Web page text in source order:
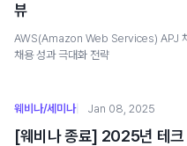
뷰
AWS(Amazon Web Services) APJ
채용 성과 극대화 전략
웨비나/세미나 Jan 08, 2025
[웨비나 종료] 2025년 테크